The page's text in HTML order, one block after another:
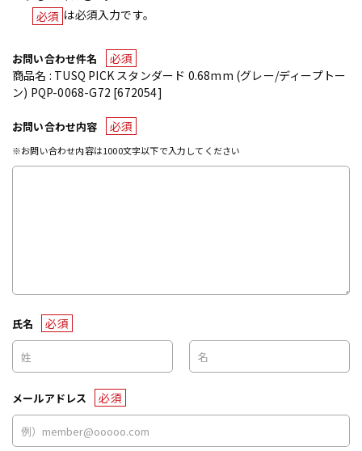
必須 は必須入力です。
お問い合わせ件名
必須
商品名 : TUSQ PICK スタンダード 0.68mm (グレー/ディープトー
ン) PQP-0068-G72 [672054]
お問い合わせ内容 必須
※お問い合わせ内容は1000文字以下で入力してください
氏名 必須
メールアドレス 必須